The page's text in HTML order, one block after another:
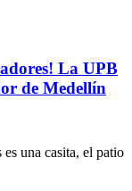
La UPB
de Medellín
una casita, el patio